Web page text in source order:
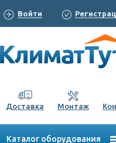
Войти
Доставка Монтаж
Каталог оборудования